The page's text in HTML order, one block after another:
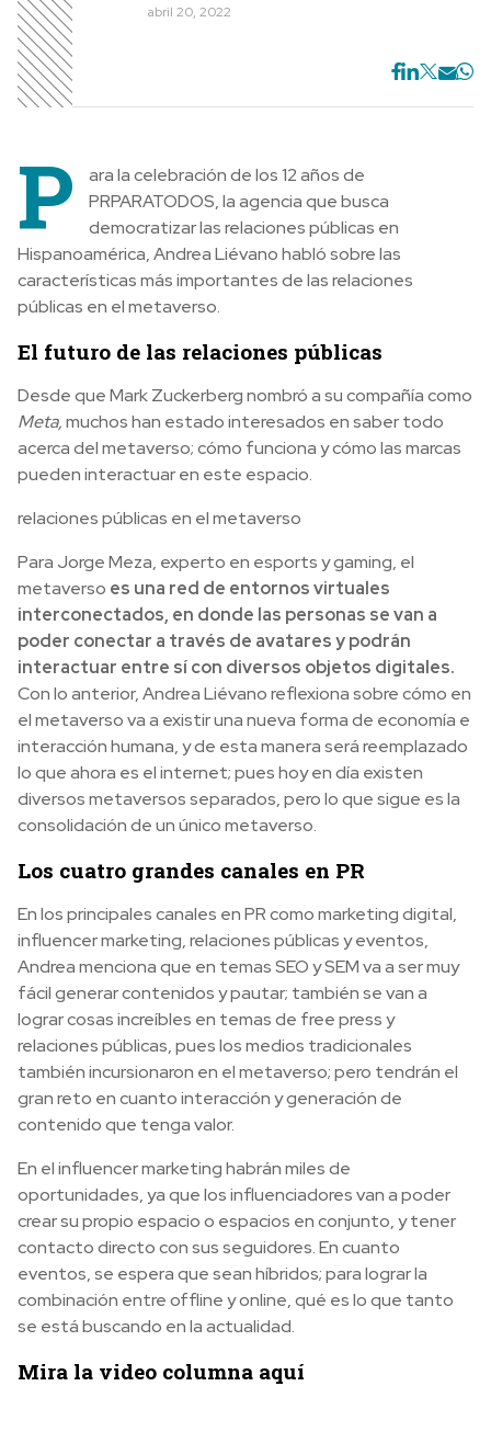
abril 20, 2022
P
ara la celebración de los 12 años de
PRPARATODOS, la agenciaque busca
democratizar las relaciones públicas en
Hispanoamérica, Andrea Liévano habló sobre las
características más importantes de las relaciones
públicas en el metaverso.
El futuro de las relaciones públicas
Desde que Mark Zuckerberg nombró a su compañía como
Meta,muchos han estado interesados en saber todo
acerca del metaverso; cómo funciona y cómo las marcas
pueden interactuar en este espacio.
relaciones públicas en el metaverso
Para Jorge Meza, experto en esports y gaming, el
metaverso es una red de entornos virtuales
interconectados, en donde las personas se van a
poder conectar a través de avatares y podrán
interactuar entre sí con diversos objetos digitales.
Con lo anterior, Andrea Liévano reflexiona sobre cómo en
el metaverso va a existir una nueva forma de economía e
interacción humana, y de esta manera será reemplazado
lo que ahora es el internet; pues hoy en día existen
diversos metaversos separados, pero lo que sigue es la
consolidación de un único metaverso.
Los cuatro grandes canales en PR
En los principales canales en PR como marketing digital,
influencer marketing, relaciones públicas y eventos,
Andrea menciona que en temas SEO y SEM va a ser muy
fácil generar contenidos y pautar; también se van a
lograr cosas increíbles en temas de free press y
relaciones públicas, pues los medios tradicionales
también incursionaron en el metaverso; pero tendrán el
gran reto en cuanto interacción y generación de
contenido que tenga valor.
En el influencer marketing habrán miles de
oportunidades, ya que los influenciadores van a poder
crear su propio espacio o espacios en conjunto, y tener
contacto directo con sus seguidores. En cuanto
eventos, se espera que sean híbridos; para lograr la
combinación entre offline y online, qué es lo que tanto
se está buscando en la actualidad.
Mira la video columna aquí